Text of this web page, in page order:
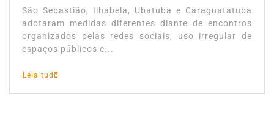
São Sebastião, Ilhabela, Ubatuba e Caraguatatuba
adotaram medidas diferentes diante de encontros
organizados pelas redes sociais; uso irregular de
espaços públicos e...
Leia tudo